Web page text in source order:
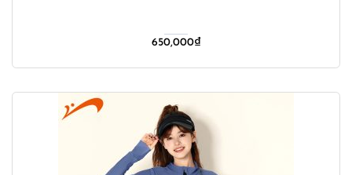
650,000₫